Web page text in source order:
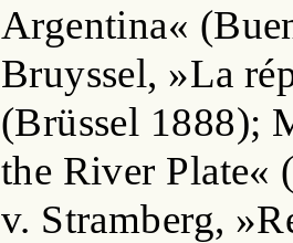
Argentina«
Bruyssel, »La
(Brüssel 1888);
the River Plate«
v. Stramberg,